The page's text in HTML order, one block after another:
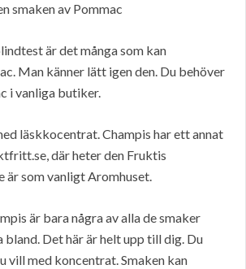
smaken av Pommac
är det många som kan
Man känner lätt igen den. Du behöver
i vanliga butiker.
läskkocentrat. Champis har ett annat
där heter den Fruktis
är som vanligt Aromhuset.
är bara några av alla de smaker
bland. Det här är helt upp till dig. Du
vill med koncentrat. Smaken kan